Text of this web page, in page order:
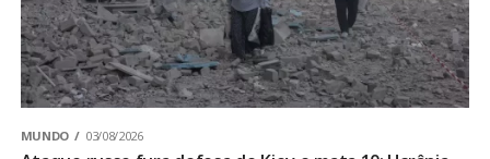
MUNDO 03/08/2026